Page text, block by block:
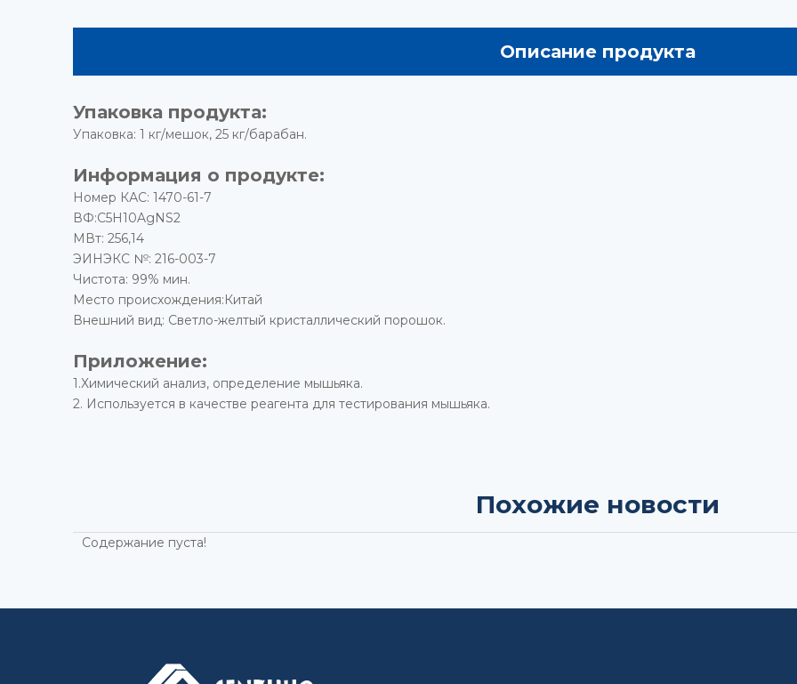
Описание продукта
Упаковка продукта:
Упаковка: 1 кг/мешок, 25 кг/барабан.
Информация о продукте:
Номер КАС: 1470-61-7
ВФ:C5H10AgNS2
МВт: 256,14
ЭИНЭКС №: 216-003-7
Чистота: 99% мин.
Место происхождения:Китай
Внешний вид: Светло-желтый кристаллический порошок.
Приложение:
1.Химический анализ, определение мышьяка.
2. Используется в качестве реагента для тестирования мышьяка.
Похожие новости
Содержание пуста!